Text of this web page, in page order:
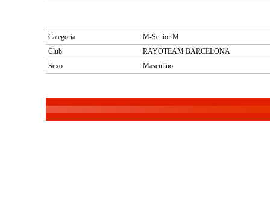
Categoría
M-Senior M
Club
RAYOTEAM BARCELONA
Sexo
Masculino